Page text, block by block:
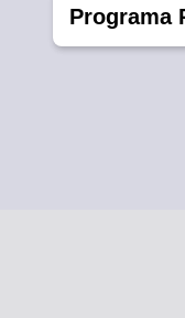
Programa